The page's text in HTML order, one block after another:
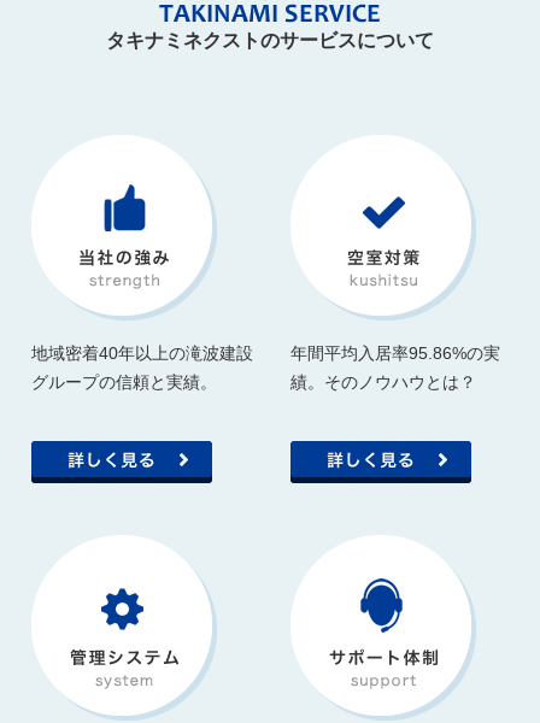
タキナミネクストのサービスについて
地域密着40年以上の滝波建設
グループの信頼と実績。
年間平均入居率95.86%の実
績。そのノウハウとは？